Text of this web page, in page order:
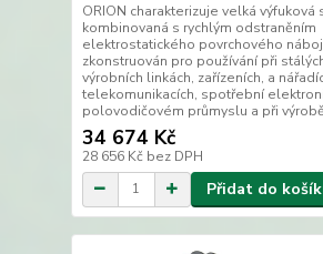
ORION charakterizuje velká výfuková
kombinovaná s rychlým odstraněním
elektrostatického povrchového
zkonstruován pro používání při
výrobních linkách, zařízeních, a
telekomunikacích, spotřební
polovodičovém průmyslu a při
34 674 Kč
28 656 Kč bez DPH
Přidat do